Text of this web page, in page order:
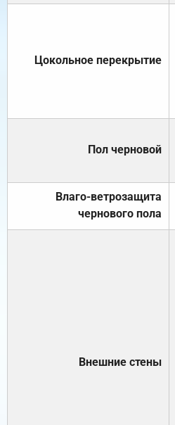
Цокольное перекрытие
Пол черновой
Влаго-ветрозащита
чернового пола
Внешние стены